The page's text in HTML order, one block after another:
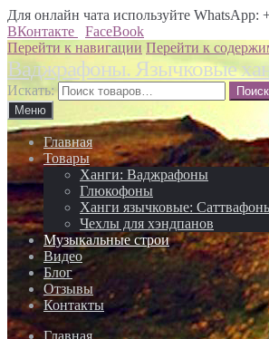
Для онлайн чата используйте WhatsApp:
ВКонтакте
FaceBook
Перейти к навигации Перейти к
Ваджрафоны. Язычковые
Искать:
Меню
Главная
Товары
Ханги: Ваджрафоны
Глюкофоны
Ханги язычковые:
Чехлы для хэндпанов
Музыкальные строи
Видео
Блог
Отзывы
Контакты
Главная